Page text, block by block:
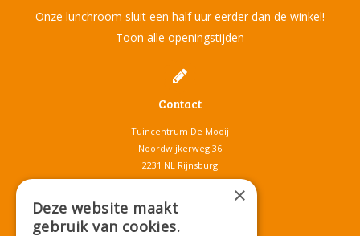
Onze lunchroom sluit een half uur eerder dan de winkel!
Toon alle openingstijden
Contact
Tuincentrum De Mooij
Noordwijkerweg 36
2231 NL Rijnsburg
T.071-4080959
info@tuincentrumdemooij.nl
×
Deze website maakt
gebruik van cookies.